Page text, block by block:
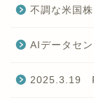
不調な米国
AIデータセ
2025.3.19